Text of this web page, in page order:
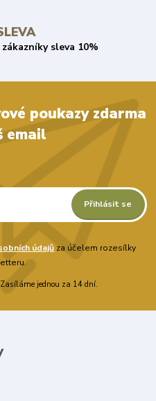
sleva 10%
poukazy zdarma
email
Přihlásit se
údajů za účelem rozesílky
jednou za 14 dní.